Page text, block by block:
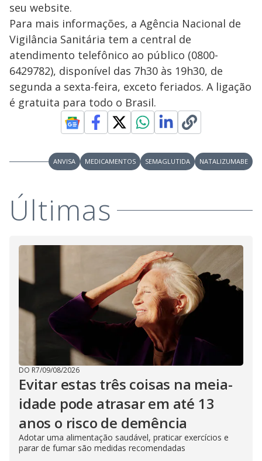
seu website.
Para mais informações, a Agência Nacional de
Vigilância Sanitária tem a central de
atendimento telefônico ao público (0800-
6429782), disponível das 7h30 às 19h30, de
segunda a sexta-feira, exceto feriados. A ligação
é gratuita para todo o Brasil.
ANVISA MEDICAMENTOS SEMAGLUTIDA NATALIZUMABE
Últimas
DO R7/09/08/2026
Evitar estas três coisas na meia-
idade pode atrasar em até 13
anos o risco de demência
Adotar uma alimentação saudável, praticar exercícios e
parar de fumar são medidas recomendadas